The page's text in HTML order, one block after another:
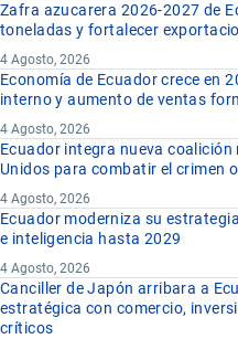
Zafra azucarera 2026-2027 de
toneladas y fortalecer
4 Agosto, 2026
Economía de Ecuador crece en
interno y aumento de ventas
4 Agosto, 2026
Ecuador integra nueva
Unidos para combatir el crimen
4 Agosto, 2026
Ecuador moderniza su
e inteligencia hasta 2029
4 Agosto, 2026
Canciller de Japón arribara a
estratégica con comercio,
críticos